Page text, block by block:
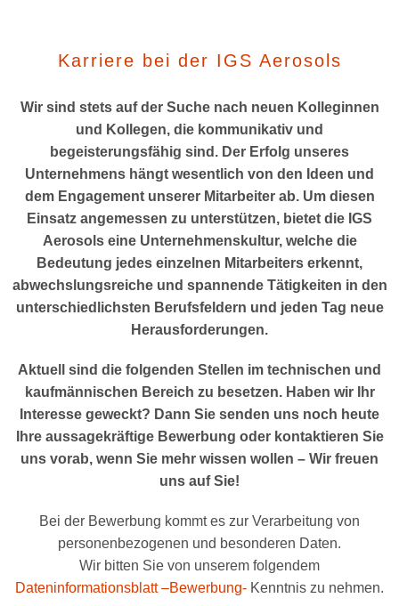
Karriere bei der IGS Aerosols
Wir sind stets auf der Suche nach neuen Kolleginnen
und Kollegen, die kommunikativ und
begeisterungsfähig sind. Der Erfolg unseres
Unternehmens hängt wesentlich von den Ideen und
dem Engagement unserer Mitarbeiter ab. Um diesen
Einsatz angemessen zu unterstützen, bietet die IGS
Aerosols eine Unternehmenskultur, welche die
Bedeutung jedes einzelnen Mitarbeiters erkennt,
abwechslungsreiche und spannende Tätigkeiten in den
unterschiedlichsten Berufsfeldern und jeden Tag neue
Herausforderungen.
Aktuell sind die folgenden Stellen im technischen und
kaufmännischen Bereich zu besetzen. Haben wir Ihr
Interesse geweckt? Dann Sie senden uns noch heute
Ihre aussagekräftige Bewerbung oder kontaktieren Sie
uns vorab, wenn Sie mehr wissen wollen – Wir freuen
uns auf Sie!
Bei der Bewerbung kommt es zur Verarbeitung von
personenbezogenen und besonderen Daten.
Wir bitten Sie von unserem folgendem
Dateninformationsblatt –Bewerbung- Kenntnis zu nehmen.